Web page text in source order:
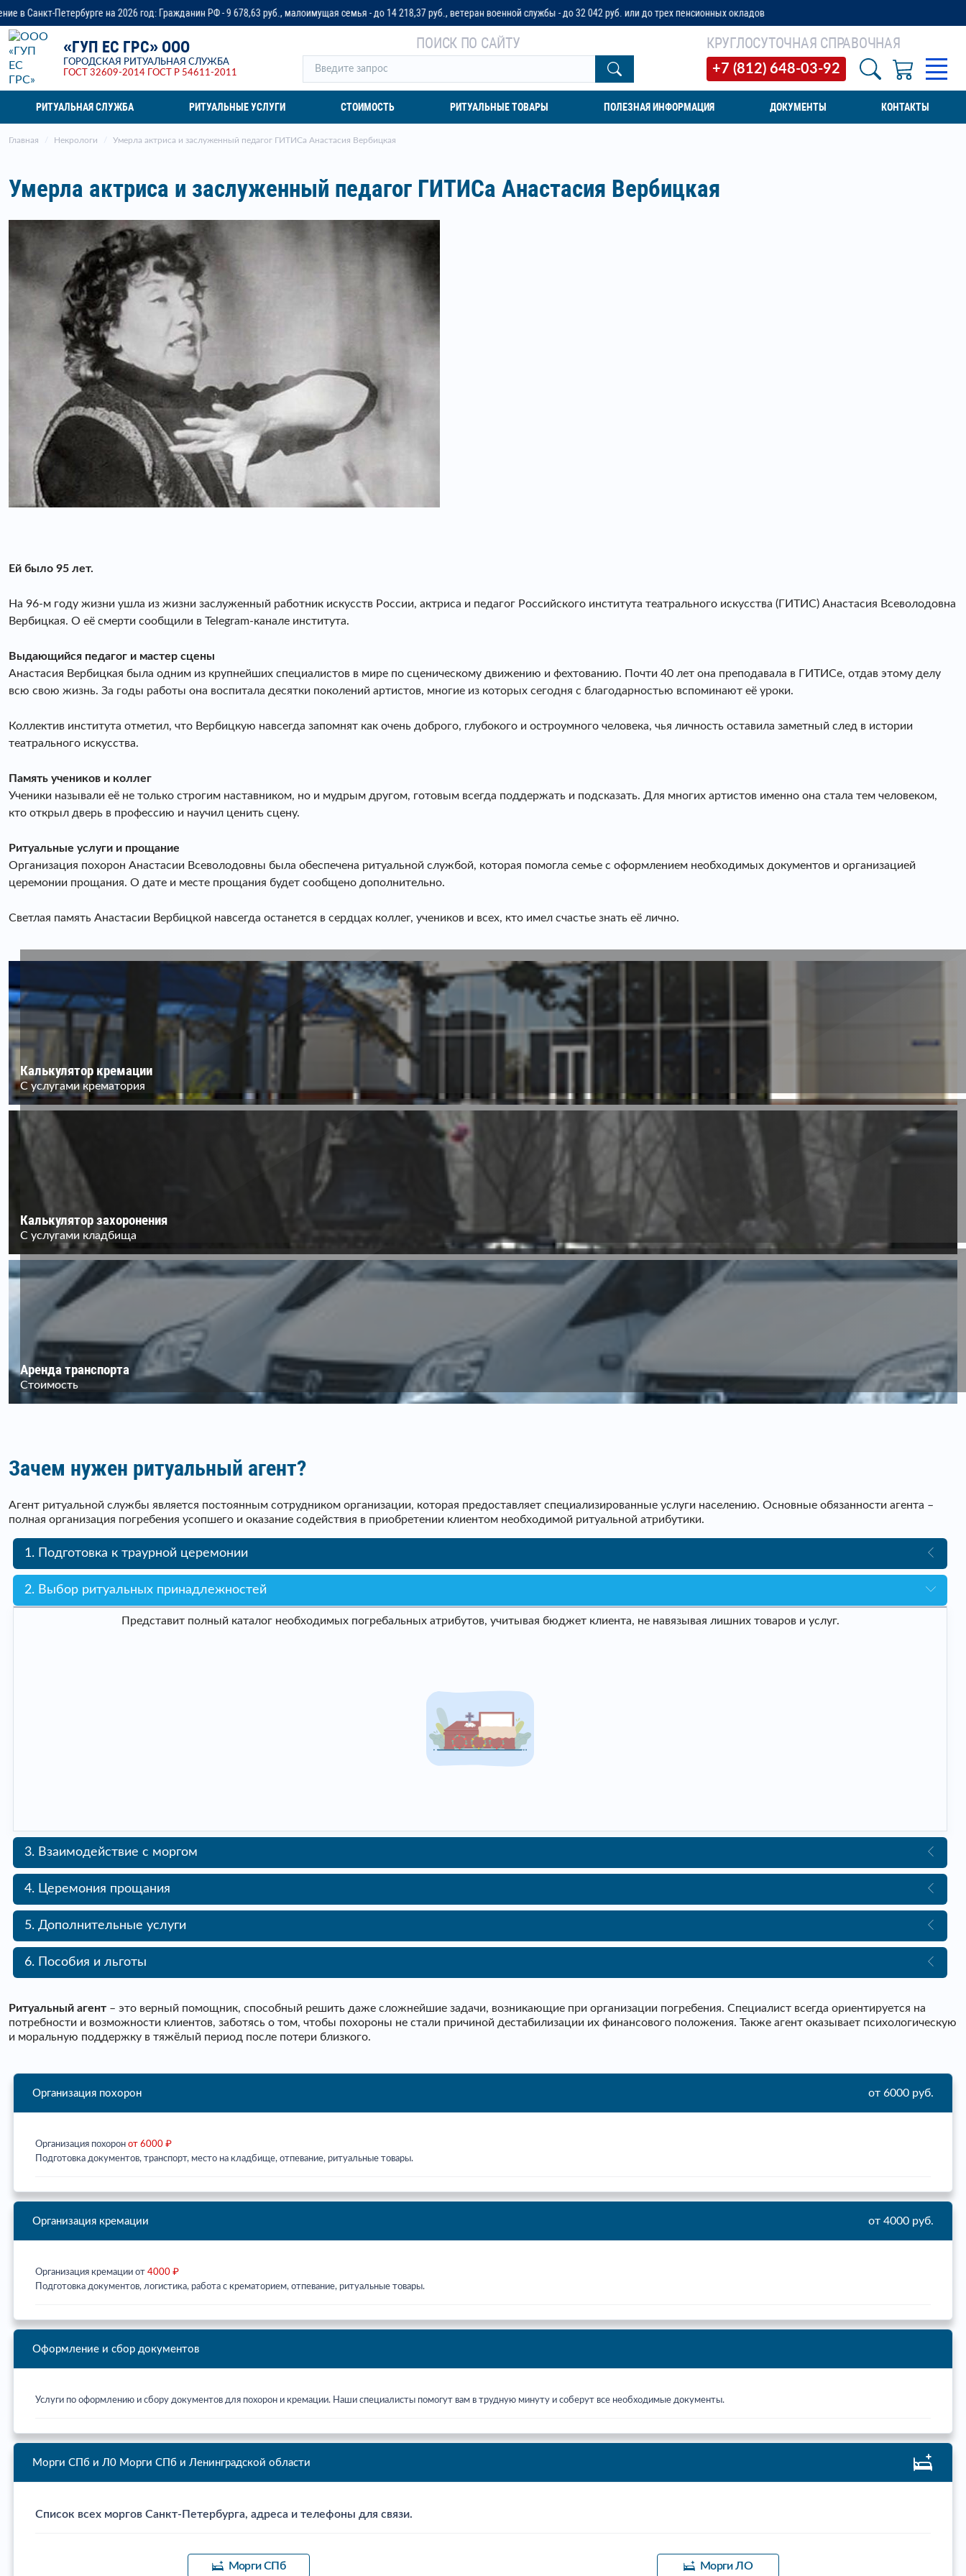
2026 год: Гражданин РФ - 9 678,63 руб., малоимущая семья - до 14 218,37 руб., ветеран военной службы - до 32 042 руб. или до трех пенсионных окладов
«ГУП ЕС ГРС» ООО
ГОРОДСКАЯ РИТУАЛЬНАЯ СЛУЖБА
ГОСТ 32609-2014
ГОСТ Р 54611-2011
ПОИСК ПО САЙТУ КРУГЛОСУТОЧНАЯ СПРАВОЧНАЯ
+7 (812) 648-03-92
РИТУАЛЬНАЯ СЛУЖБА РИТУАЛЬНЫЕ УСЛУГИ СТОИМОСТЬ РИТУАЛЬНЫЕ ТОВАРЫ ПОЛЕЗНАЯ ИНФОРМАЦИЯ ДОКУМЕНТЫ КОНТАКТЫ
Главная Некрологи Умерла актриса и заслуженный педагог ГИТИСа Анастасия Вербицкая
Умерла актриса и заслуженный педагог ГИТИСа Анастасия Вербицкая
Ей было 95 лет.
На 96-м году жизни ушла из жизни заслуженный работник искусств России, актриса и педагог Российского института театрального искусства (ГИТИС) Анастасия Всеволодовна
Вербицкая. О её смерти сообщили в Telegram-канале института.
Выдающийся педагог и мастер сцены
Анастасия Вербицкая была одним из крупнейших специалистов в мире по сценическому движению и фехтованию. Почти 40 лет она преподавала в ГИТИСе, отдав этому делу
всю свою жизнь. За годы работы она воспитала десятки поколений артистов, многие из которых сегодня с благодарностью вспоминают её уроки.
Коллектив института отметил, что Вербицкую навсегда запомнят как очень доброго, глубокого и остроумного человека, чья личность оставила заметный след в истории
театрального искусства.
Память учеников и коллег
Ученики называли её не только строгим наставником, но и мудрым другом, готовым всегда поддержать и подсказать. Для многих артистов именно она стала тем человеком,
кто открыл дверь в профессию и научил ценить сцену.
Ритуальные услуги и прощание
Организация похорон Анастасии Всеволодовны была обеспечена ритуальной службой, которая помогла семье с оформлением необходимых документов и организацией
церемонии прощания. О дате и месте прощания будет сообщено дополнительно.
Светлая память Анастасии Вербицкой навсегда останется в сердцах коллег, учеников и всех, кто имел счастье знать её лично.
Калькулятор кремации
С услугами крематория
Калькулятор захоронения
С услугами кладбища
Аренда транспорта
Стоимость
Зачем нужен ритуальный агент?
Агент ритуальной службы является постоянным сотрудником организации, которая предоставляет специализированные услуги населению. Основные обязанности агента –
полная организация погребения усопшего и оказание содействия в приобретении клиентом необходимой ритуальной атрибутики.
1. Подготовка к траурной церемонии
2. Выбор ритуальных принадлежностей
Представит полный каталог необходимых погребальных атрибутов, учитывая бюджет клиента, не навязывая лишних товаров и услуг.
3. Взаимодействие с моргом
4. Церемония прощания
5. Дополнительные услуги
6. Пособия и льготы
Ритуальный агент – это верный помощник, способный решить даже сложнейшие задачи, возникающие при организации погребения. Специалист всегда ориентируется на
потребности и возможности клиентов, заботясь о том, чтобы похороны не стали причиной дестабилизации их финансового положения. Также агент оказывает психологическую
и моральную поддержку в тяжёлый период после потери близкого.
Организация похорон от 6000 руб.
Организация похорон от 6000 ₽
Подготовка документов, транспорт, место на кладбище, отпевание, ритуальные товары.
Организация кремации от 4000 руб.
Организация кремации от 4000 ₽
Подготовка документов, логистика, работа с крематорием, отпевание, ритуальные товары.
Оформление и сбор документов
Услуги по оформлению и сбору документов для похорон и кремации. Наши специалисты помогут вам в трудную минуту и соберут все необходимые документы.
Морги СПб и Л0 Морги СПб и Ленинградской области
Список всех моргов Санкт-Петербурга, адреса и телефоны для связи.
Морги СПб Морги ЛО